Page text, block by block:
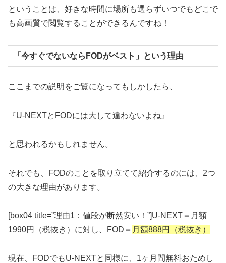
ということは、好きな時間に場所も選らずいつでもどこで
も高画質で閲覧することができるんですね！
「今すぐでないならFODがベスト」という理由
ここまでの説明をご覧になってもしかしたら、
『U-NEXTとFODには大して違わないよね』
と思われるかもしれません。
それでも、FODのことを取り立てて紹介するのには、2つ
の大きな理由があります。
[box04 title=”理由1：値段が断然安い！”]U-NEXT＝月額
1990円（税抜き）に対し、FOD＝ 月額888円（税抜き）
現在、FODでもU-NEXTと同様に、1ヶ月間無料おためし